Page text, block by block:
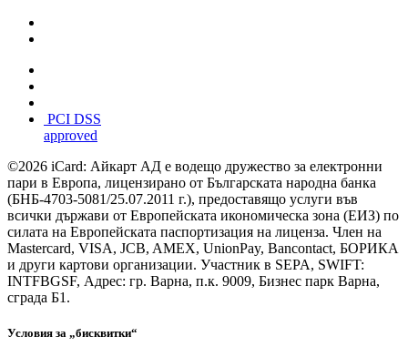
PCI DSS
approved
©2026 iCard: Айкарт АД е водещо дружество за електронни
пари в Европа, лицензирано от Българската народна банка
(БНБ-4703-5081/25.07.2011 г.), предоставящо услуги във
всички държави от Европейската икономическа зона (ЕИЗ) по
силата на Европейската паспортизация на лиценза. Член на
Mastercard, VISA, JCB, AMEX, UnionPay, Bancontact, БОРИКА
и други картови организации. Участник в SEPA, SWIFT:
INTFBGSF, Адрес: гр. Варна, п.к. 9009, Бизнес парк Варна,
сграда Б1.
Условия за „бисквитки“